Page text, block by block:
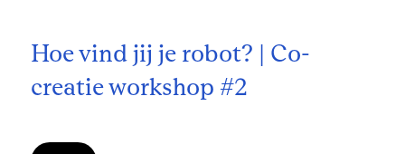
Hoe vind jij je robot? | Co-
creatie workshop #2